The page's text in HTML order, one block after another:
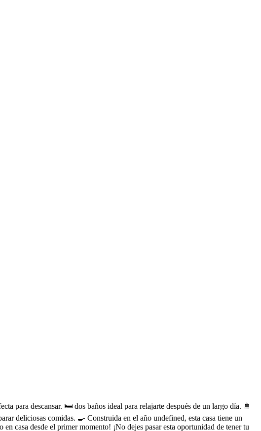
para descansar. 🛏️ dos baños ideal para relajarte después de un largo día. 🚿
deliciosas comidas. 🍳 Construida en el año undefined, esta casa tiene un
casa desde el primer momento! ¡No dejes pasar esta oportunidad de tener tu